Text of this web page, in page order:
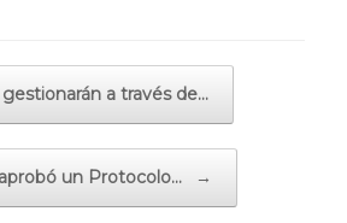
a través de…
aprobó un Protocolo… →